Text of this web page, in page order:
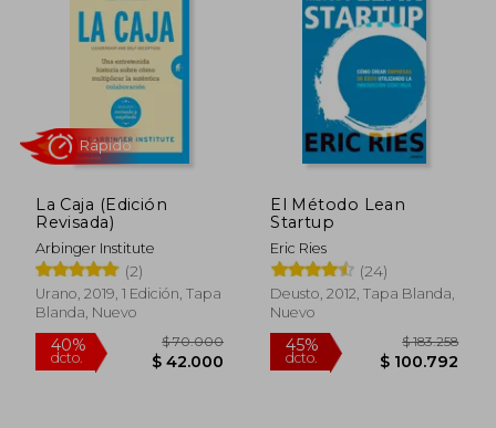
La Caja (Edición
Revisada)
Arbinger Institute
(2)
Urano, 2019, 1 Edición, Tapa
Blanda, Nuevo
El Método Lean
Startup
Eric Ries
(24)
Deusto, 2012, Tapa Blanda,
Nuevo